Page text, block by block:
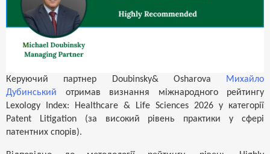
Керуючий партнер Doubinsky& Osharova
Михайло
Дубинський отримав визнання міжнародного рейтингу
Lexology Index: Healthcare & Life Sciences 2026 у категорії
Patent Litigation (за високий рівень практики у сфері
патентних спорів).